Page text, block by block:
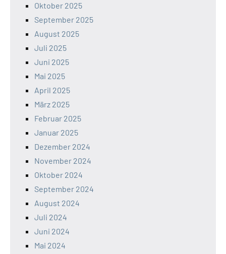
Oktober 2025
September 2025
August 2025
Juli 2025
Juni 2025
Mai 2025
April 2025
März 2025
Februar 2025
Januar 2025
Dezember 2024
November 2024
Oktober 2024
September 2024
August 2024
Juli 2024
Juni 2024
Mai 2024